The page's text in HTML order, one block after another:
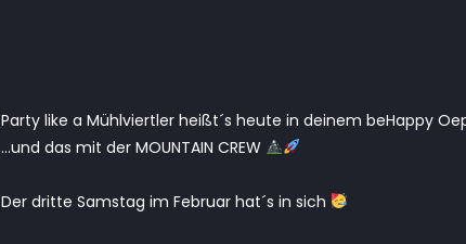
Party like a Mühlviertler heißt´s heute in deinem beHappy
…und das mit der MOUNTAIN CREW
Der dritte Samstag im Februar hat´s in sich